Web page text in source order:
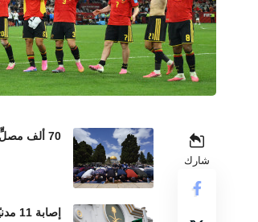
شارك
70 ألف مصلٍّ يؤدون صلاة الجمعة في المسجد الأقصى رغم إجراءات الاحتلال المشددة
إصابة 11 مدنيًا في نجران جراء اعتداءات حوثية بالمقذوفات العشوائية